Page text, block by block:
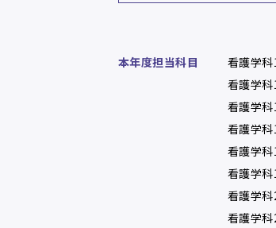
本年度担当科目
看護学
看護学
看護学
看護学
看護学
看護学
看護学
看護学